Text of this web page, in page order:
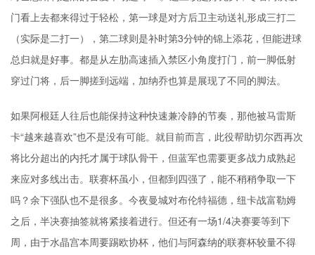
门看上去都来得过于轻松，第一球是对方后卫主动送礼形成三打二
（实际是二打一），第二球则是补时第3分钟的锦上添花，但能进球
总归就是好事。都是从左肋高速插入禁区小角度打门，前一脚低射
穿过门将，后一脚搓到远端，加纳乔也算是展现了不同的脚法。
如果阿根廷人往后也能保持这种快速兼冷静的节奏，那他被马雷斯
卡“越来越喜欢”也不是没有可能。就目前而言，此役帮助切尔西再次
将比分超出的内托才属于球队骨干，但蓝军也需要更多战力成熟起
来应对多线出击。联赛杯虽小，但都到四强了，能不稍稍争取一下
吗？余下强队也不是很多。今夜曼城对布伦特福德，纽卡战富勒姆
之后，半决赛抽签就将紧接着进行。但还有一场1/4决赛要等到下
周，由于水晶宫本周要踢欧协杯，他们与阿森纳的联赛杯较量不得